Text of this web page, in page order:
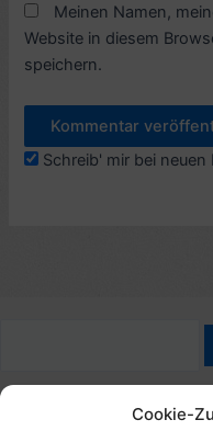
Cookie-
Meinen Namen,
Website in diesem
speichern.
Schreib' mir bei
*Werbehinweis für Links
"Amazon-Suche" und/oder